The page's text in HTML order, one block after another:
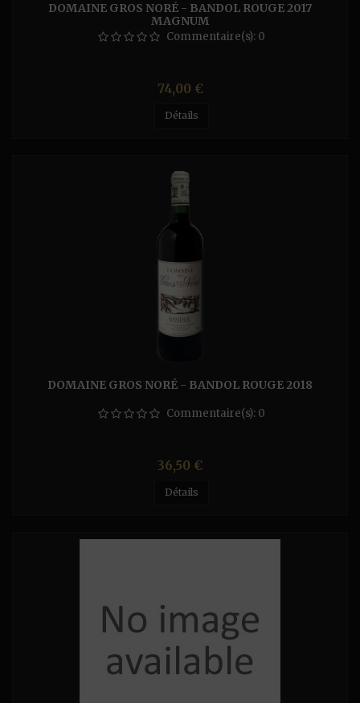
DOMAINE GROS NORÉ - BANDOL ROUGE 2017
MAGNUM
Commentaire(s): 0
Prix
74,00 €
Détails
DOMAINE GROS NORÉ - BANDOL ROUGE 2018
Commentaire(s): 0
Prix
36,50 €
Détails